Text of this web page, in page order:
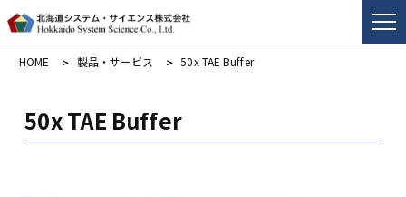
HOME 製品・サービス 50x TAE Buffer
50x TAE Buffer